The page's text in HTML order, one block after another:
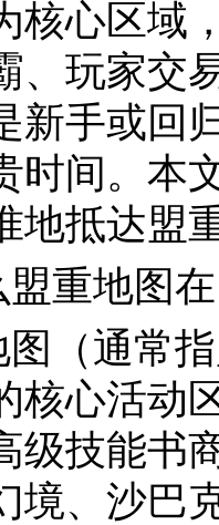
核心区域
、玩家交
新手或回
时间。本
地抵达盟
重地图
（通常
核心活动
级技能书
境、沙巴